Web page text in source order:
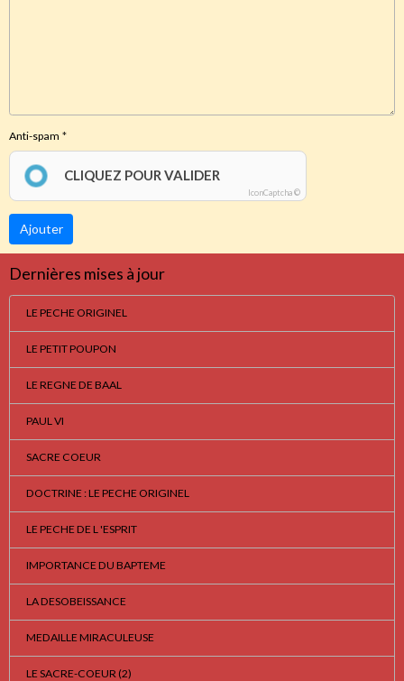
Anti-spam
CLIQUEZ POUR VALIDER
IconCaptcha ©
Ajouter
Dernières mises à jour
LE PECHE ORIGINEL
LE PETIT POUPON
LE REGNE DE BAAL
PAUL VI
SACRE COEUR
DOCTRINE : LE PECHE ORIGINEL
LE PECHE DE L 'ESPRIT
IMPORTANCE DU BAPTEME
LA DESOBEISSANCE
MEDAILLE MIRACULEUSE
LE SACRE-COEUR (2)